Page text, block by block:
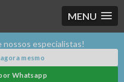
MENU
nossos especialistas!
mesmo
Whatsapp